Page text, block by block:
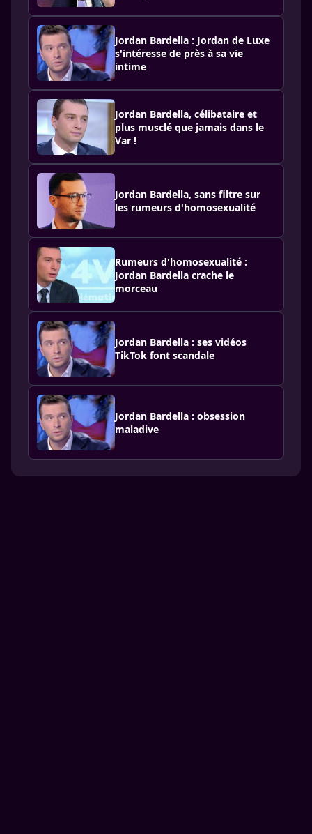
Jordan Bardella : Jordan de Luxe
s'intéresse de près à sa vie
intime
Jordan Bardella, célibataire et
plus musclé que jamais dans le
Var !
Jordan Bardella, sans filtre sur
les rumeurs d'homosexualité
Rumeurs d'homosexualité :
Jordan Bardella crache le
morceau
Jordan Bardella : ses vidéos
TikTok font scandale
Jordan Bardella : obsession
maladive